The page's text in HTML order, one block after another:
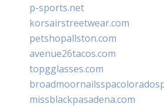
p-sports.net
korsairstreetwear.com
petshopallston.com
avenue26tacos.com
topgglasses.com
missblackpasadena.com